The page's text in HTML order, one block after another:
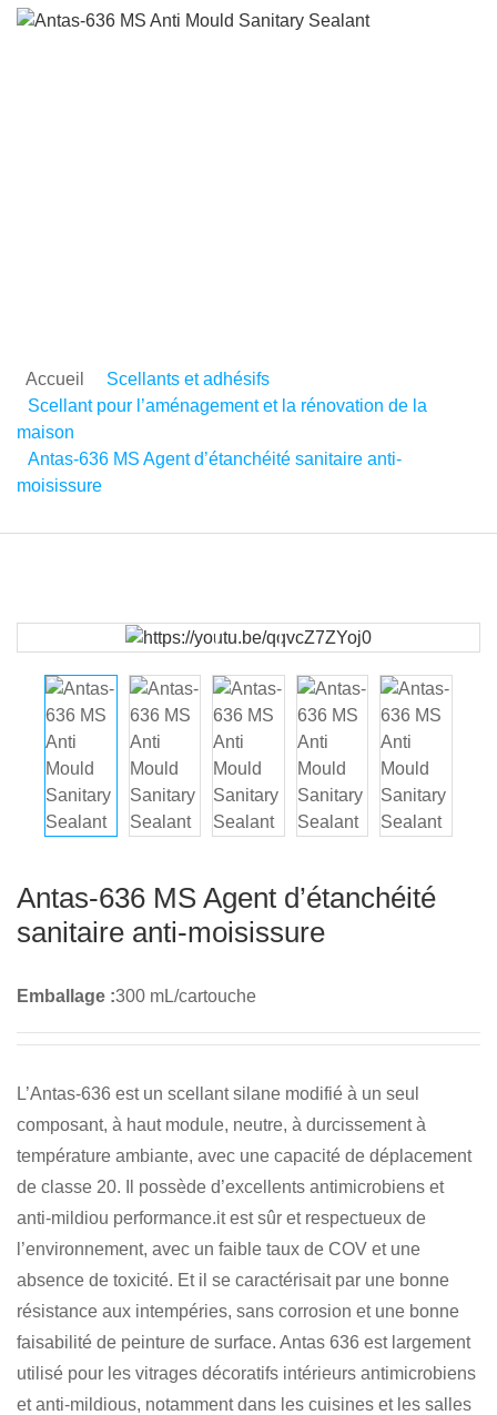
Accueil
Scellants et adhésifs
Scellant pour l’aménagement et la rénovation de la
maison
Antas-636 MS Agent d’étanchéité sanitaire anti-
moisissure
Antas-636 MS Agent d’étanchéité
sanitaire anti-moisissure
Emballage :300 mL/cartouche
L’Antas-636 est un scellant silane modifié à un seul
composant, à haut module, neutre, à durcissement à
température ambiante, avec une capacité de déplacement
de classe 20. Il possède d’excellents antimicrobiens et
anti-mildiou performance.it est sûr et respectueux de
l’environnement, avec un faible taux de COV et une
absence de toxicité. Et il se caractérisait par une bonne
résistance aux intempéries, sans corrosion et une bonne
faisabilité de peinture de surface. Antas 636 est largement
utilisé pour les vitrages décoratifs intérieurs antimicrobiens
et anti-mildious, notamment dans les cuisines et les salles